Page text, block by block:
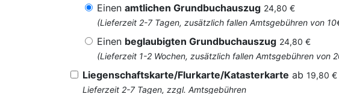
Einen amtlichen Grundbuchauszug 24,80 €
(Lieferzeit 2-7 Tagen, zusätzlich fallen Amtsgebühren von
Einen beglaubigten Grundbuchauszug 24,80 €
(Lieferzeit 1-2 Wochen, zusätzlich fallen Amtsgebühren von
Liegenschaftskarte/Flurkarte/Katasterkarte ab 19,80 €
Lieferzeit 2-7 Tagen, zzgl. Amtsgebühren